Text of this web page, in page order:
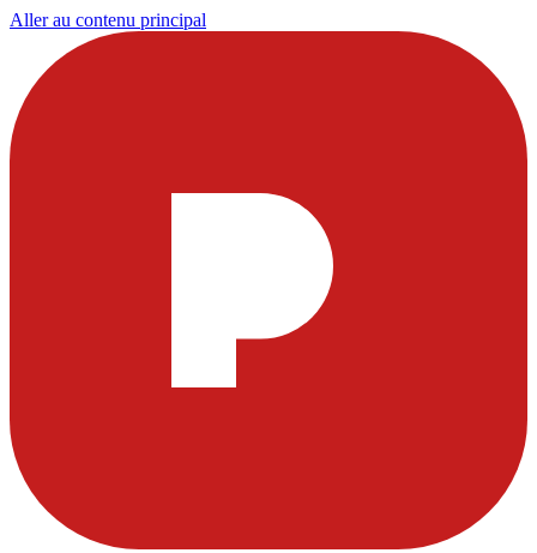
Aller au contenu principal